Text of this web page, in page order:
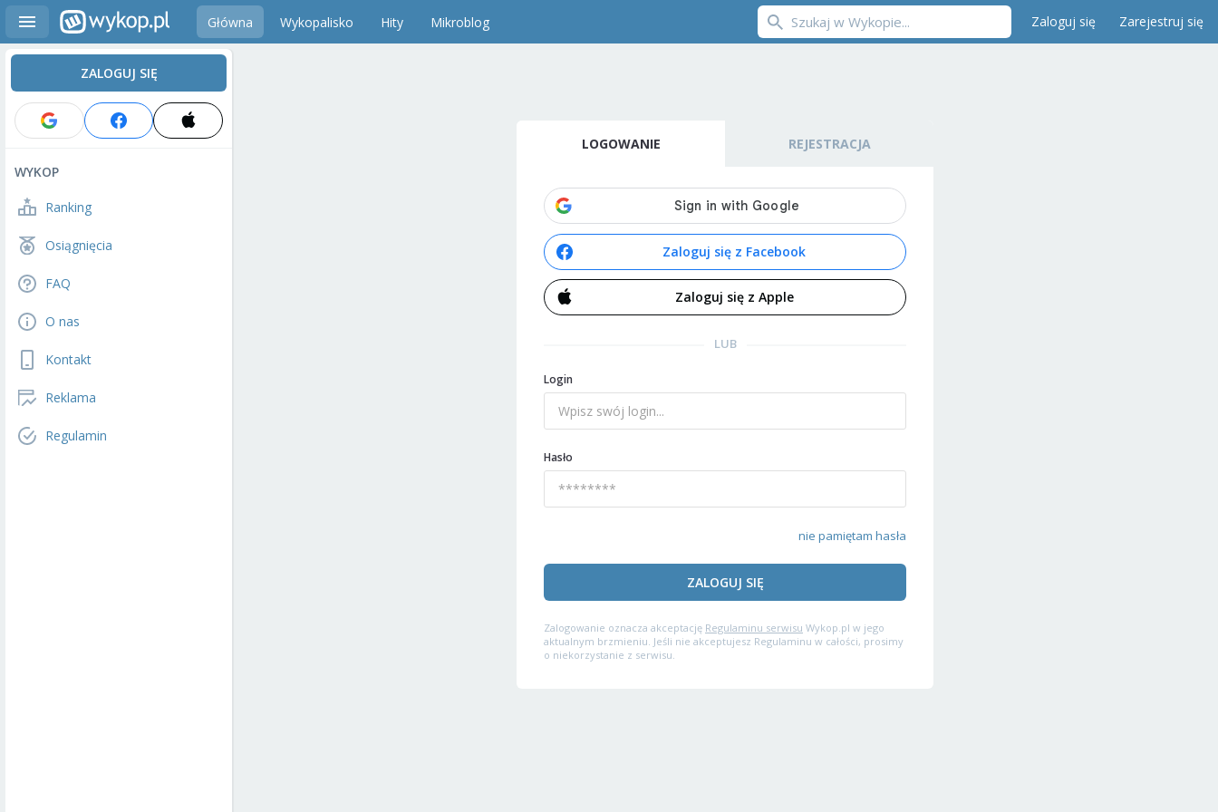
Główna Wykopalisko Hity Mikroblog Zaloguj się Zarejestruj się
ZALOGUJ SIĘ
WYKOP
Ranking
Osiągnięcia
FAQ
O nas
Kontakt
Reklama
Regulamin
LOGOWANIE REJESTRACJA
Zaloguj się z Facebook
Zaloguj się z Apple
LUB
Login
Hasło
nie pamiętam hasła
ZALOGUJ SIĘ
Zalogowanie oznacza akceptację Regulaminu serwisu Wykop.pl w jego
aktualnym brzmieniu. Jeśli nie akceptujesz Regulaminu w całości, prosimy
o niekorzystanie z serwisu.